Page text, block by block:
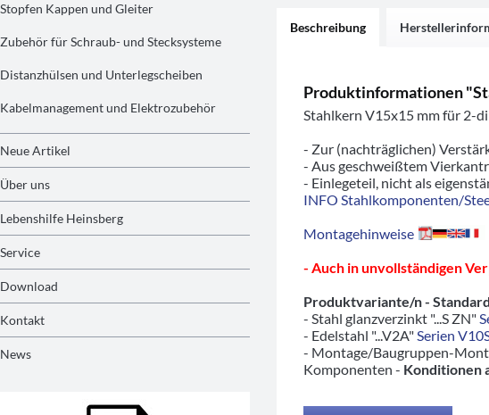
Stopfen Kappen und Gleiter
Zubehör für Schraub- und Stecksysteme
Distanzhülsen und Unterlegscheiben
Kabelmanagement und Elektrozubehör
Neue Artikel
Über uns
Lebenshilfe Heinsberg
Service
Download
Kontakt
News
Beschreibung
Produktinformationen
Stahlkern V15x15 mm für 2-
- Zur (nachträglichen)
- Aus geschweißtem
- Einlegeteil, nicht als
INFO Stahlkomponenten/
Montagehinweise
- Auch in unvollständigen
Produktvariante/n -
- Stahl glanzverzinkt "...S ZN"
- Edelstahl "...V2A"Serien
- Montage/Baugruppen-
Komponenten - Konditionen